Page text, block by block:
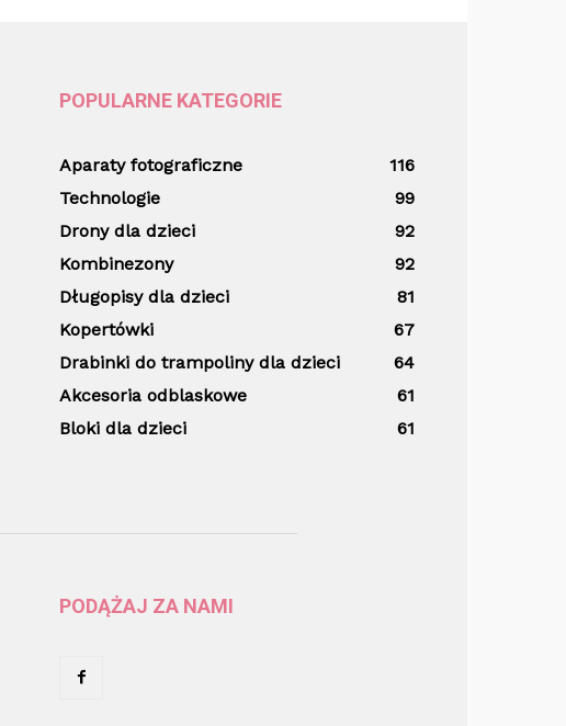
POPULARNE KATEGORIE
Aparaty fotograficzne
116
Technologie
99
Drony dla dzieci
92
Kombinezony
92
Długopisy dla dzieci
81
Kopertówki
67
Drabinki do trampoliny dla dzieci
64
Akcesoria odblaskowe
61
Bloki dla dzieci
61
PODĄŻAJ ZA NAMI